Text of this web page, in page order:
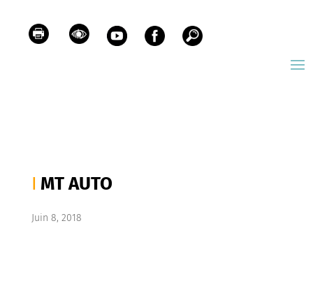
MT AUTO
Juin 8, 2018